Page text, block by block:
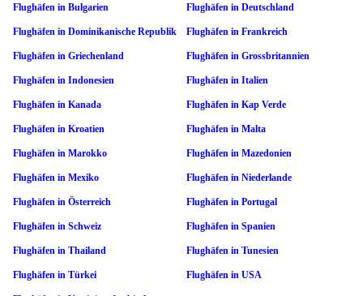
Flughäfen in Bulgarien Flughäfen in Deutschland
Flughäfen in Dominikanische Republik Flughäfen in Frankreich
Flughäfen in Griechenland Flughäfen in Grossbritannien
Flughäfen in Indonesien Flughäfen in Italien
Flughäfen in Kanada Flughäfen in Kap Verde
Flughäfen in Kroatien Flughäfen in Malta
Flughäfen in Marokko Flughäfen in Mazedonien
Flughäfen in Mexiko Flughäfen in Niederlande
Flughäfen in Österreich Flughäfen in Portugal
Flughäfen in Schweiz Flughäfen in Spanien
Flughäfen in Thailand Flughäfen in Tunesien
Flughäfen in Türkei Flughäfen in USA